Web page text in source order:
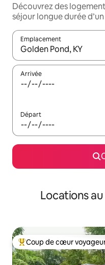
Découvrez des
séjour longue durée
Emplacement
Quand les résultats sont
Arrivée
Départ
Locations
Coup de cœur voyageurs
Coup de cœur